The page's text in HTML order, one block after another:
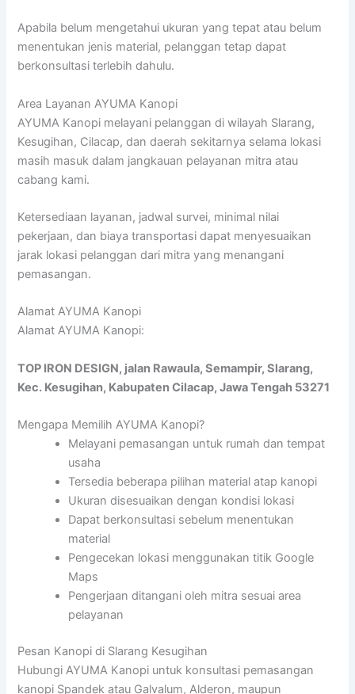
Apabila belum mengetahui ukuran yang tepat atau belum
menentukan jenis material, pelanggan tetap dapat
berkonsultasi terlebih dahulu.
Area Layanan AYUMA Kanopi
AYUMA Kanopi melayani pelanggan di wilayah Slarang,
Kesugihan, Cilacap, dan daerah sekitarnya selama lokasi
masih masuk dalam jangkauan pelayanan mitra atau
cabang kami.
Ketersediaan layanan, jadwal survei, minimal nilai
pekerjaan, dan biaya transportasi dapat menyesuaikan
jarak lokasi pelanggan dari mitra yang menangani
pemasangan.
Alamat AYUMA Kanopi
Alamat AYUMA Kanopi:
TOP IRON DESIGN, jalan Rawaula, Semampir, Slarang,
Kec. Kesugihan, Kabupaten Cilacap, Jawa Tengah 53271
Mengapa Memilih AYUMA Kanopi?
Melayani pemasangan untuk rumah dan tempat
usaha
Tersedia beberapa pilihan material atap kanopi
Ukuran disesuaikan dengan kondisi lokasi
Dapat berkonsultasi sebelum menentukan
material
Pengecekan lokasi menggunakan titik Google
Maps
Pengerjaan ditangani oleh mitra sesuai area
pelayanan
Pesan Kanopi di Slarang Kesugihan
Hubungi AYUMA Kanopi untuk konsultasi pemasangan
kanopi Spandek atau Galvalum, Alderon, maupun